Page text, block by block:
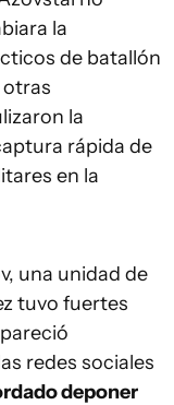
la
de batallón
la
rápida de
en la
una unidad de
tuvo fuertes
redes sociales
deponer